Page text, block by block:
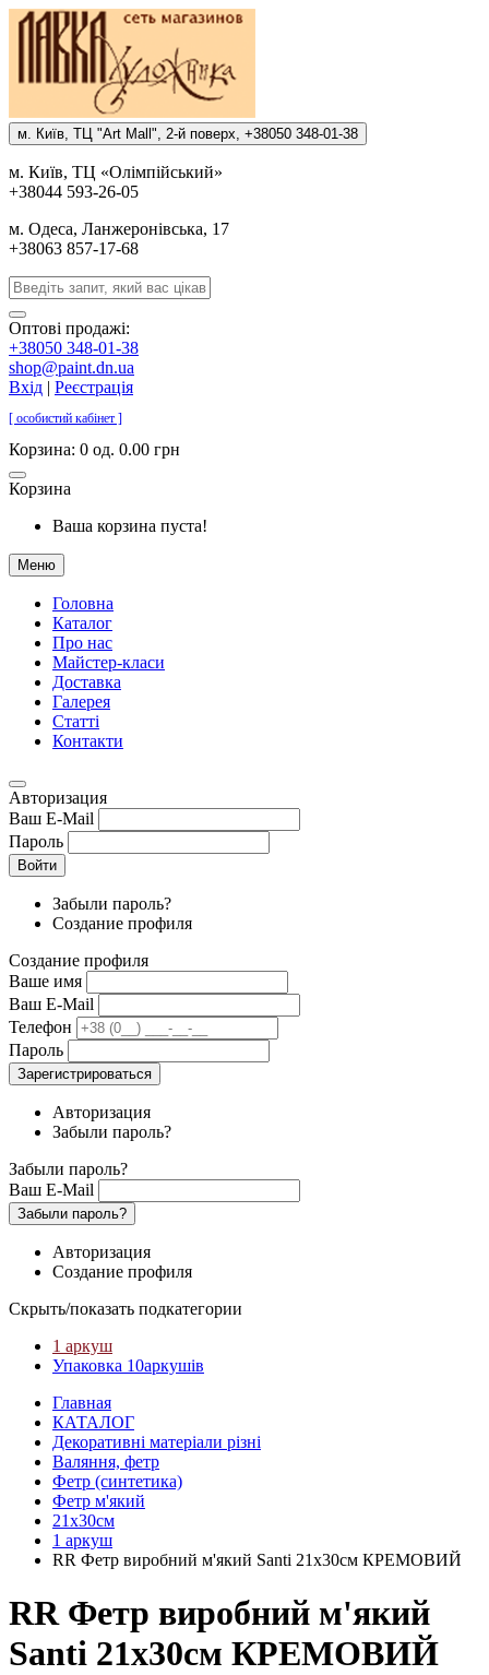
м. Киïв, ТЦ "Art Mall", 2-й поверх, +38050 348-01-38
м. Киïв, ТЦ «Олiмпiйський»
+38044 593-26-05
м. Одеса, Ланжеронiвська, 17
+38063 857-17-68
Оптові продажі:
+38050 348-01-38
shop@paint.dn.ua
Вхід | Реєстрація
[ особистий кабінет ]
Корзина: 0 од. 0.00 грн
Корзина
Ваша корзина пуста!
Меню
Головна
Каталог
Про нас
Майстер-класи
Доставка
Галерея
Статтi
Контакти
Авторизация
Ваш E-Mail
Пароль
Войти
Забыли пароль?
Создание профиля
Создание профиля
Ваше имя
Ваш E-Mail
Телефон
Пароль
Зарегистрироваться
Авторизация
Забыли пароль?
Забыли пароль?
Ваш E-Mail
Забыли пароль?
Авторизация
Создание профиля
Скрыть/показать подкатегории
1 аркуш
Упаковка 10аркушів
Главная
КАТАЛОГ
Декоративні матеріали різні
Валяння, фетр
Фетр (синтетика)
Фетр м'який
21х30см
1 аркуш
RR Фетр виробний м'який Santi 21x30см КРЕМОВИЙ
RR Фетр виробний м'який
Santi 21x30см КРЕМОВИЙ